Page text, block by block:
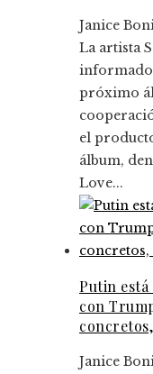
Janice
La artista
informado
próximo
el
álbum,
Love...
Putin
con
Janice